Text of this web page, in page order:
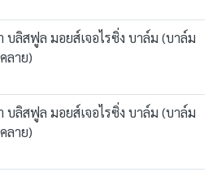
บลิสฟูล มอยส์เจอไรซิ่ง บาล์ม (บาล์ม
ลาย)
บลิสฟูล มอยส์เจอไรซิ่ง บาล์ม (บาล์ม
ลาย)